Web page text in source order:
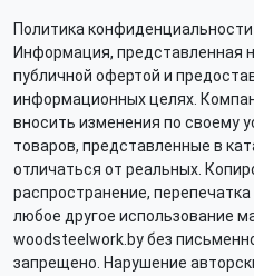
Политика
Информация, представленная
публичной офертой и
информационных целях.
вносить изменения по своему
товаров, представленные в
отличаться от реальных.
распространение,
любое другое использование
woodsteelwork.by без
запрещено. Нарушение